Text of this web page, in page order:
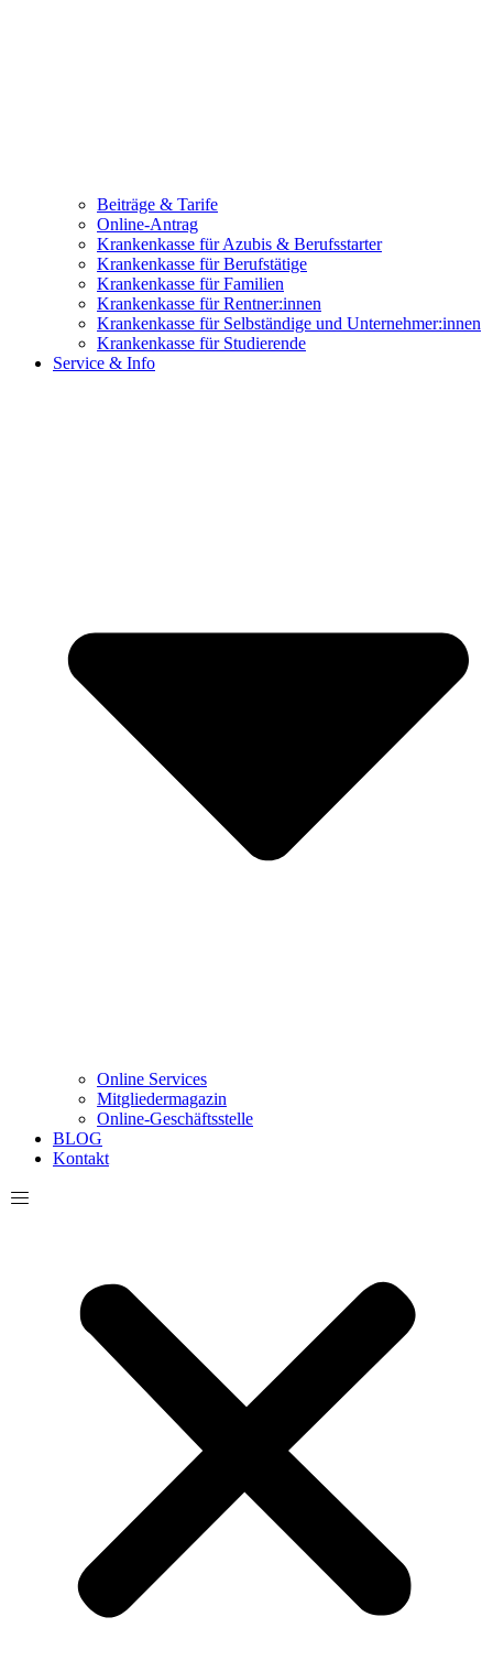
Beiträge & Tarife
Online-Antrag
Krankenkasse für Azubis & Berufsstarter
Krankenkasse für Berufstätige
Krankenkasse für Familien
Krankenkasse für Rentner:innen
Krankenkasse für Selbständige und Unternehmer:innen
Krankenkasse für Studierende
Service & Info
Online Services
Mitgliedermagazin
Online-Geschäftsstelle
BLOG
Kontakt